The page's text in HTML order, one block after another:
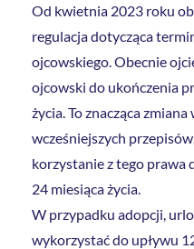
Od kwietnia 2023 roku
regulacja dotycząca
ojcowskiego. Obecnie
ojcowski do ukończenia
życia. To znacząca
wcześniejszych
korzystanie z tego prawa
24 miesiąca życia.
W przypadku adopcji,
wykorzystać do upływu